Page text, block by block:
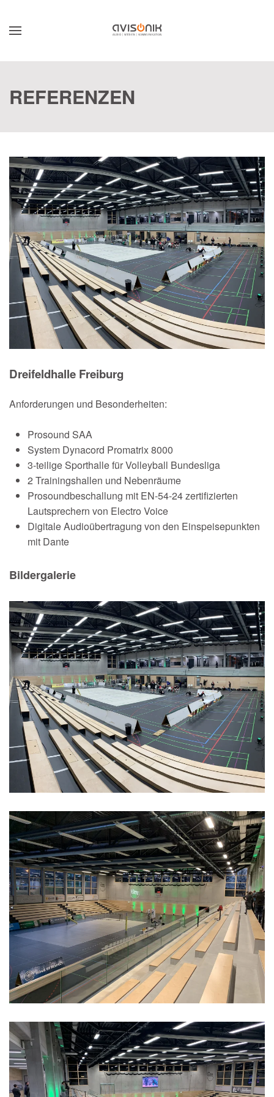
REFERENZEN
Dreifeldhalle Freiburg
Anforderungen und Besonderheiten:
Prosound SAA
System Dynacord Promatrix 8000
3-teilige Sporthalle für Volleyball Bundesliga
2 Trainingshallen und Nebenräume
Prosoundbeschallung mit EN-54-24 zertifizierten
Lautsprechern von Electro Voice
Digitale Audioübertragung von den Einspeisepunkten
mit Dante
Bildergalerie
Vergrößern
Vergrößern